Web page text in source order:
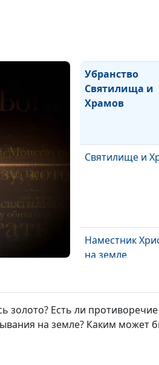
Убранство
Святилища и
Храмов
Святилище и
Наместник
на земле
Молитва
золото? Есть ли
на земле? Каким может